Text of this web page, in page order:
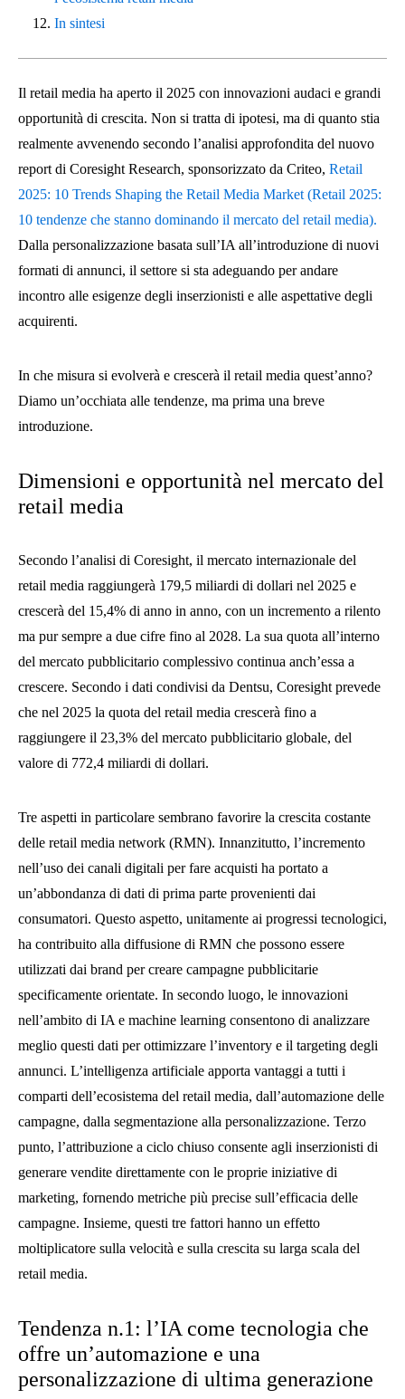
In sintesi
Il retail media ha aperto il 2025 con innovazioni audaci e grandi
opportunità di crescita. Non si tratta di ipotesi, ma di quanto stia
realmente avvenendo secondo l’analisi approfondita del nuovo
report di Coresight Research, sponsorizzato da Criteo, Retail
2025: 10 Trends Shaping the Retail Media Market (Retail 2025:
10 tendenze che stanno dominando il mercato del retail media).
Dalla personalizzazione basata sull’IA all’introduzione di nuovi
formati di annunci, il settore si sta adeguando per andare
incontro alle esigenze degli inserzionisti e alle aspettative degli
acquirenti.
In che misura si evolverà e crescerà il retail media quest’anno?
Diamo un’occhiata alle tendenze, ma prima una breve
introduzione.
Dimensioni e opportunità nel mercato del
retail media
Secondo l’analisi di Coresight, il mercato internazionale del
retail media raggiungerà 179,5 miliardi di dollari nel 2025 e
crescerà del 15,4% di anno in anno, con un incremento a rilento
ma pur sempre a due cifre fino al 2028. La sua quota all’interno
del mercato pubblicitario complessivo continua anch’essa a
crescere. Secondo i dati condivisi da Dentsu, Coresight prevede
che nel 2025 la quota del retail media crescerà fino a
raggiungere il 23,3% del mercato pubblicitario globale, del
valore di 772,4 miliardi di dollari.
Tre aspetti in particolare sembrano favorire la crescita costante
delle retail media network (RMN). Innanzitutto, l’incremento
nell’uso dei canali digitali per fare acquisti ha portato a
un’abbondanza di dati di prima parte provenienti dai
consumatori. Questo aspetto, unitamente ai progressi tecnologici,
ha contribuito alla diffusione di RMN che possono essere
utilizzati dai brand per creare campagne pubblicitarie
specificamente orientate. In secondo luogo, le innovazioni
nell’ambito di IA e machine learning consentono di analizzare
meglio questi dati per ottimizzare l’inventory e il targeting degli
annunci. L’intelligenza artificiale apporta vantaggi a tutti i
comparti dell’ecosistema del retail media, dall’automazione delle
campagne, dalla segmentazione alla personalizzazione. Terzo
punto, l’attribuzione a ciclo chiuso consente agli inserzionisti di
generare vendite direttamente con le proprie iniziative di
marketing, fornendo metriche più precise sull’efficacia delle
campagne. Insieme, questi tre fattori hanno un effetto
moltiplicatore sulla velocità e sulla crescita su larga scala del
retail media.
Tendenza n.1: l’IA come tecnologia che
offre un’automazione e una
personalizzazione di ultima generazione